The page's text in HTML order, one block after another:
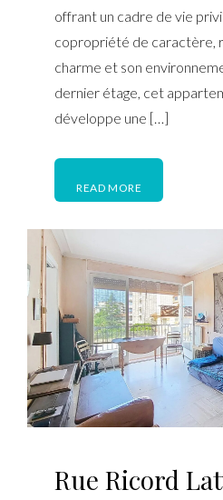
offrant un cadre de vie
copropriété de caractère,
charme et son
dernier étage, cet
développe une […]
READ MORE
Rue Ricord